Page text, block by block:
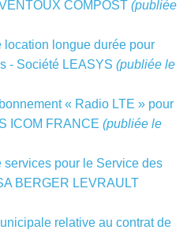
COMPOST (publiée
location longue durée pour
- Société LEASYS (publiée le
« Radio LTE » pour
ICOM FRANCE (publiée le
services pour le Service des
BERGER LEVRAULT
relative au contrat de